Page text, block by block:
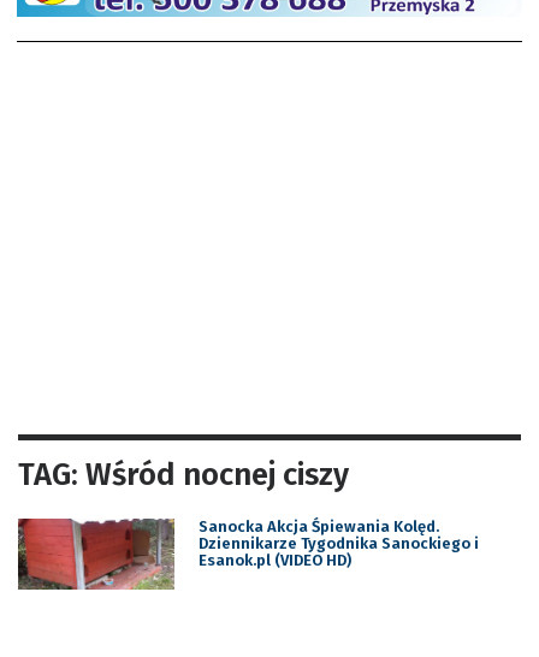
TAG: Wśród nocnej ciszy
Sanocka Akcja Śpiewania Kolęd.
Dziennikarze Tygodnika Sanockiego i
Esanok.pl (VIDEO HD)